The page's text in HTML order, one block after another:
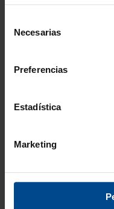
Necesarias
Preferencias
Estadística
Marketing
SUPERFICIE COURTY
41,99 €